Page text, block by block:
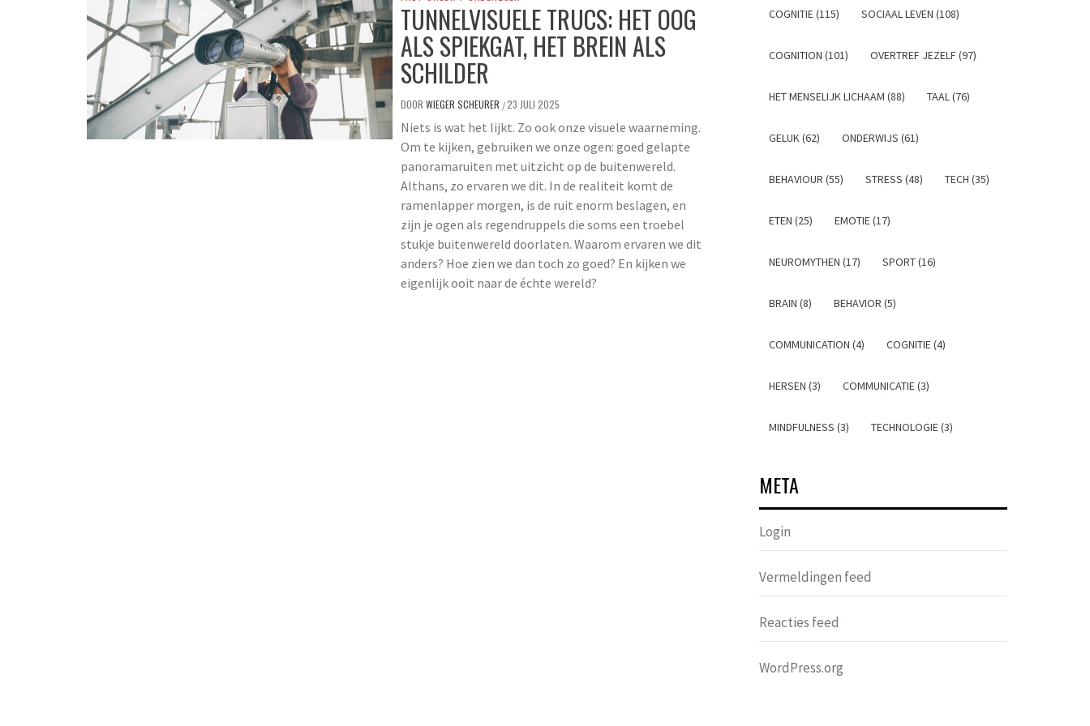
TUNNELVISUELE TRUCS: HET OOG
ALS SPIEKGAT, HET BREIN ALS
SCHILDER
DOOR WIEGER SCHEURER /23 JULI 2025
Niets is wat het lijkt. Zo ook onze visuele waarneming.
Om te kijken, gebruiken we onze ogen: goed gelapte
panoramaruiten met uitzicht op de buitenwereld.
Althans, zo ervaren we dit. In de realiteit komt de
ramenlapper morgen, is de ruit enorm beslagen, en
zijn je ogen als regendruppels die soms een troebel
stukje buitenwereld doorlaten. Waarom ervaren we dit
anders? Hoe zien we dan toch zo goed? En kijken we
eigenlijk ooit naar de échte wereld?
COGNITIE (115) SOCIAAL LEVEN (108)
COGNITION (101) OVERTREF JEZELF (97)
HET MENSELIJK LICHAAM (88) TAAL (76)
GELUK (62) ONDERWIJS (61)
BEHAVIOUR (55) STRESS (48) TECH (35)
ETEN (25) EMOTIE (17)
NEUROMYTHEN (17) SPORT (16)
BRAIN (8) BEHAVIOR (5)
COMMUNICATION (4) COGNITIE (4)
HERSEN (3) COMMUNICATIE (3)
MINDFULNESS (3) TECHNOLOGIE (3)
META
Login
Vermeldingen feed
Reacties feed
WordPress.org